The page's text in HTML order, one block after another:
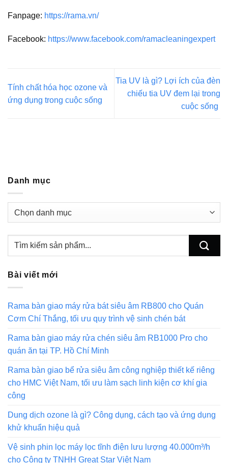
Fanpage: https://rama.vn/
Facebook: https://www.facebook.com/ramacleaningexpert
Tính chất hóa học ozone và
ứng dụng trong cuộc sống
Tia UV là gì? Lợi ích của đèn
chiếu tia UV đem lại trong
cuộc sống
Danh mục
Bài viết mới
Rama bàn giao máy rửa bát siêu âm RB800 cho Quán
Cơm Chí Thắng, tối ưu quy trình vệ sinh chén bát
Rama bàn giao máy rửa chén siêu âm RB1000 Pro cho
quán ăn tại TP. Hồ Chí Minh
Rama bàn giao bể rửa siêu âm công nghiệp thiết kế riêng
cho HMC Việt Nam, tối ưu làm sạch linh kiện cơ khí gia
công
Dung dịch ozone là gì? Công dụng, cách tạo và ứng dụng
khử khuẩn hiệu quả
Vệ sinh phin lọc máy lọc tĩnh điện lưu lượng 40.000m³/h
cho Công ty TNHH Great Star Việt Nam